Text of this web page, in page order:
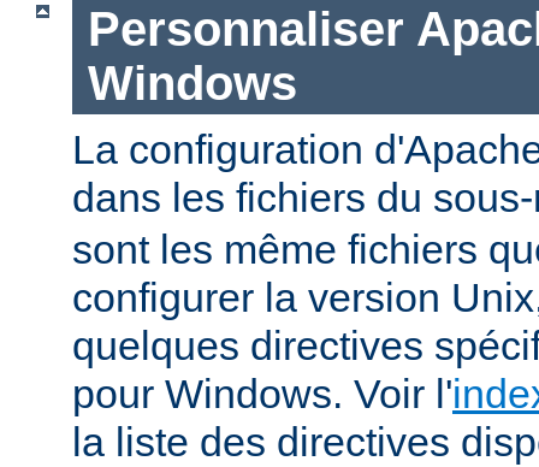
Personnaliser
Windows
La configuration
dans les fichiers du
sont les même fichiers
configurer la version
quelques directives
pour Windows. Voir l'
la liste des directives